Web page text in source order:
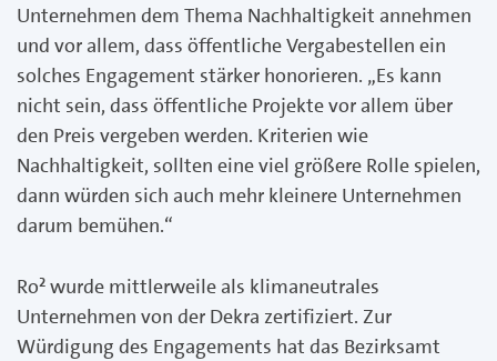
Unternehmen dem Thema Nachhaltigkeit annehmen
und vor allem, dass öffentliche Vergabestellen ein
solches Engagement stärker honorieren. „Es kann
nicht sein, dass öffentliche Projekte vor allem über
den Preis vergeben werden. Kriterien wie
Nachhaltigkeit, sollten eine viel größere Rolle spielen,
dann würden sich auch mehr kleinere Unternehmen
darum bemühen.“
Ro² wurde mittlerweile als klimaneutrales
Unternehmen von der Dekra zertifiziert. Zur
Würdigung des Engagements hat das Bezirksamt